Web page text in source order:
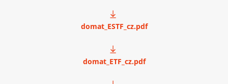
domat_ESTF_cz.pdf
domat_ETF_cz.pdf